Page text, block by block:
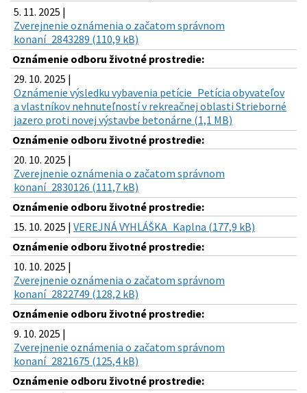
5. 11. 2025 |
Zverejnenie oznámenia o začatom správnom
konaní_2843289 (110,9 kB)
Oznámenie odboru životné prostredie:
29. 10. 2025 |
Oznámenie výsledku vybavenia petície_Petícia obyvateľov
a vlastníkov nehnuteľností v rekreačnej oblasti Strieborné
jazero proti novej výstavbe betonárne (1,1 MB)
Oznámenie odboru životné prostredie:
20. 10. 2025 |
Zverejnenie oznámenia o začatom správnom
konaní_2830126 (111,7 kB)
Oznámenie odboru životné prostredie:
15. 10. 2025 | VEREJNÁ VYHLÁŠKA_Kaplna (177,9 kB)
Oznámenie odboru životné prostredie:
10. 10. 2025 |
Zverejnenie oznámenia o začatom správnom
konaní_2822749 (128,2 kB)
Oznámenie odboru životné prostredie:
9. 10. 2025 |
Zverejnenie oznámenia o začatom správnom
konaní_2821675 (125,4 kB)
Oznámenie odboru životné prostredie: